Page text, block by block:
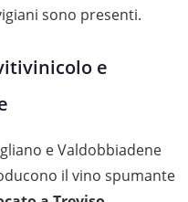
sono presenti.
e
e Valdobbiadene
il vino spumante